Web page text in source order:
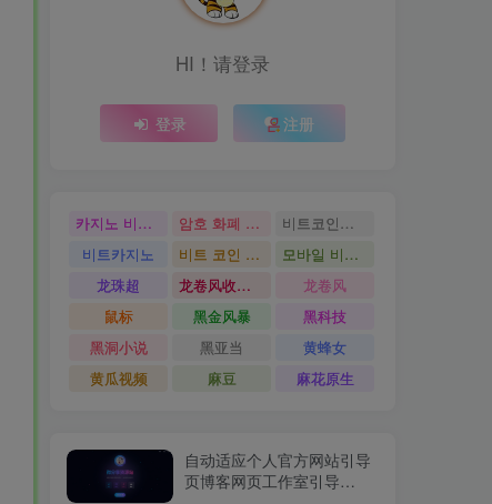
HI！请登录
登录 注册
카지노 비트코인 암호 화폐 카지노
비트코인카지노
비트카지노
비트 코인 온라인 카지노
모바일 비트 코인 카지노
龙珠超
龙卷风收音机
龙卷风
鼠标
黑金风暴
黑科技
黑洞小说
黑亚当
黄蜂女
黄瓜视频
麻豆 麻花原生
自动适应个人官方网站引导
页博客网页工作室引导